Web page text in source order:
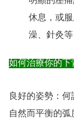
休息，或
澡、針灸等
如何治療你的下
良好的姿勢：
自然而平衡的弧